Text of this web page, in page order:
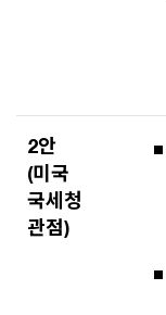
2안
(미국
국세청
관점)